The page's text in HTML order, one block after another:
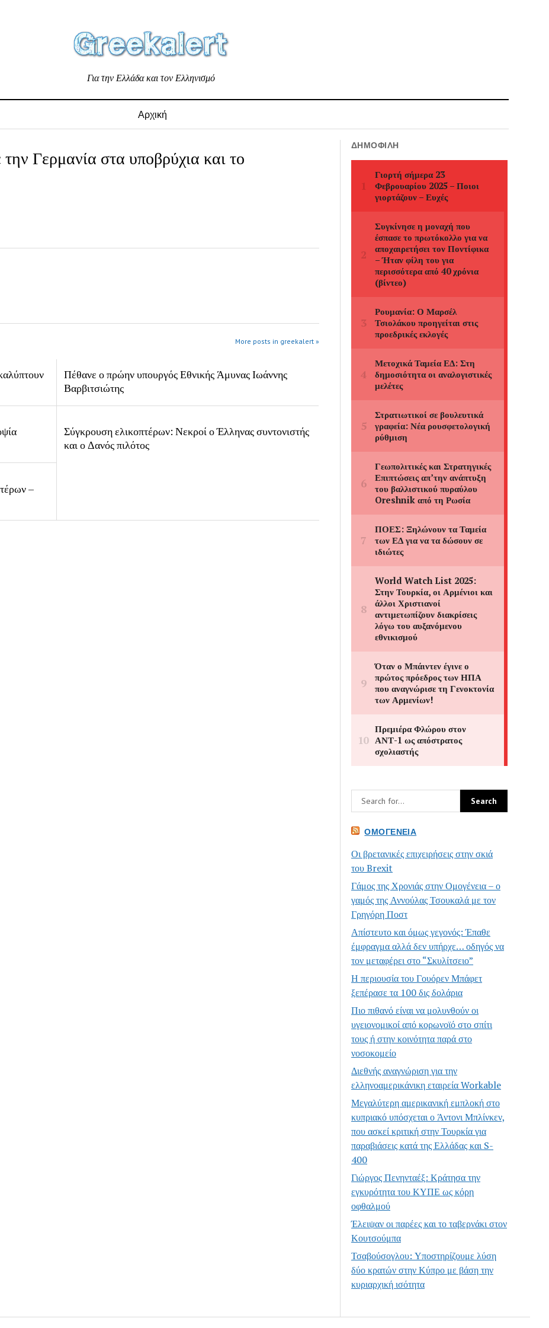
Για την Ελλάδα και τον Ελληνισμό
Αρχική
Γερμανία στα υποβρύχια και το
More posts in greekalert »
Πέθανε ο πρώην υπουργός Εθνικής Άμυνας Ιωάννης
Βαρβιτσιώτης
Σύγκρουση ελικοπτέρων: Νεκροί ο Έλληνας συντονιστής
και ο Δανός πιλότος
–
ΔΗΜΟΦΙΛΉ
ΟΜΟΓΈΝΕΙΑ
Οι βρετανικές επιχειρήσεις στην σκιά
του Brexit
Γάμος της Χρονιάς στην Ομογένεια – ο
γαμός της Αννούλας Τσουκαλά με τον
Γρηγόρη Ποστ
Απίστευτο και όμως γεγονός: Έπαθε
έμφραγμα αλλά δεν υπήρχε… οδηγός να
τον μεταφέρει στο “Σκυλίτσειο”
Η περιουσία του Γουόρεν Μπάφετ
ξεπέρασε τα 100 δις δολάρια
Πιο πιθανό είναι να μολυνθούν οι
υγειονομικοί από κορωνοϊό στο σπίτι
τους ή στην κοινότητα παρά στο
νοσοκομείο
Διεθνής αναγνώριση για την
ελληνοαμερικάνικη εταιρεία Workable
Μεγαλύτερη αμερικανική εμπλοκή στο
κυπριακό υπόσχεται ο Άντονι Μπλίνκεν,
που ασκεί κριτική στην Τουρκία για
παραβιάσεις κατά της Ελλάδας και S-
400
Γιώργος Πενηνταέξ: Κράτησα την
εγκυρότητα του ΚΥΠΕ ως κόρη
οφθαλμού
Έλειψαν οι παρέες και το ταβερνάκι στον
Κουτσούμπα
Τσαβούσογλου: Υποστηρίζουμε λύση
δύο κρατών στην Κύπρο με βάση την
κυριαρχική ισότητα